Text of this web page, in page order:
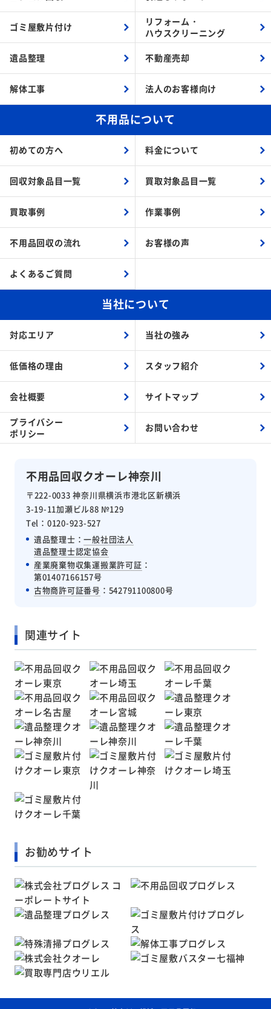
不用品回収クオーレ神奈川
〒222-0033 神奈川県横浜市港北区新横浜
3-19-11加瀬ビル88 №129
Tel：0120-923-527
遺品整理士：一般社団法人
遺品整理士認定協会
産業廃棄物収集運搬業許可証 ：
第01407166157号
古物商許可証番号 ：542791100800号
ゴミ屋敷片付け
リフォーム・
ハウスクリーニング
遺品整理 不動産売却
解体工事 法人のお客様向け
不用品について
初めての方へ 料金について
回収対象品目一覧 買取対象品目一覧
買取事例 作業事例
不用品回収の流れ お客様の声
よくあるご質問
当社について
対応エリア 当社の強み
低価格の理由 スタッフ紹介
会社概要 サイトマップ
プライバシー
ポリシー
お問い合わせ
関連サイト
お勧めサイト